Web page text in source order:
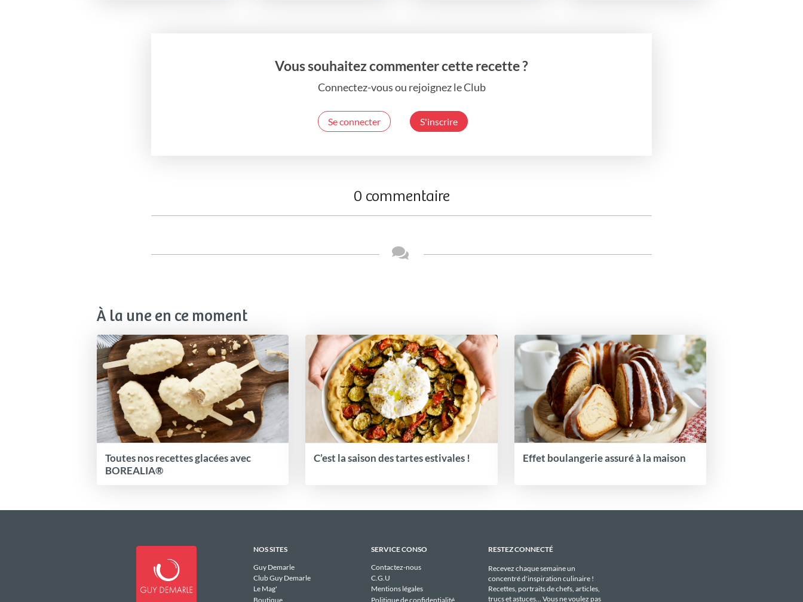
Vous souhaitez commenter cette recette ?
Connectez-vous ou rejoignez le Club
Se connecter S'inscrire
0 commentaire
À la une en ce moment
Toutes nos recettes glacées avec
BOREALIA®
C’est la saison des tartes estivales ! Effet boulangerie assuré à la maison
NOS SITES
Guy Demarle
Club Guy Demarle
Le Mag'
Boutique
SERVICE CONSO
Contactez-nous
C.G.U
Mentions légales
Politique de confidentialité
RESTEZ CONNECTÉ
Recevez chaque semaine un
concentré d'inspiration culinaire !
Recettes, portraits de chefs, articles,
trucs et astuces... Vous ne voulez pas